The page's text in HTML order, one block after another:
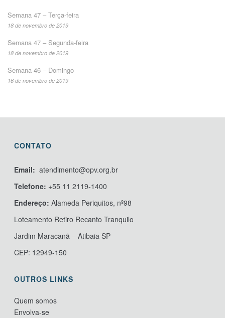
Semana 47 – Terça-feira
18 de novembro de 2019
Semana 47 – Segunda-feira
18 de novembro de 2019
Semana 46 – Domingo
16 de novembro de 2019
CONTATO
Email: atendimento@opv.org.br
Telefone: +55 11 2119-1400
Endereço:Alameda Periquitos, nº98
Loteamento Retiro Recanto Tranquilo
Jardim Maracanã – Atibaia SP
CEP: 12949-150
OUTROS LINKS
Quem somos
Envolva-se